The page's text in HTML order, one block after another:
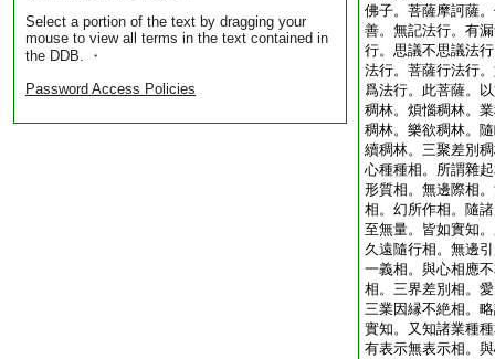
Select a portion of the text by dragging your
mouse to view all terms in the text contained in
the DDB. ・
Password Access Policies
佛子。菩薩摩訶薩
善。無記法行。有
行。思議不思議法
法行。菩薩行法行
爲法行。此菩薩。
稠林。煩惱稠林。
稠林。樂欲稠林。
續稠林。三聚差別
心種種相。所謂雜
形質相。無邊際相
相。幻所作相。隨
至無量。皆如實知
久遠隨行相。無邊
一義相。與心相應
相。三界差別相。
三業因縁不絶相。
實知。又知諸業種
有表示無表示相。